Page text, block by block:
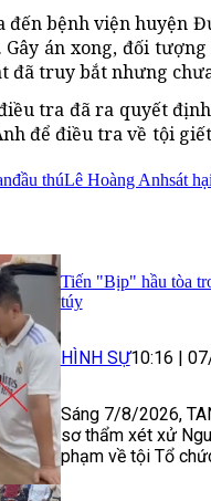
bệnh viện huyện
án xong, đối
đã truy bắt nhưng
tra đã ra quyết
để điều tra về tội
đầu thúLê Hoàng Anhsát hại
Tiến "Bịp" hầu tòa
túy
HÌNH SỰ10:16
Sáng 7/8/2026,
sơ thẩm xét xử
phạm về tội Tổ